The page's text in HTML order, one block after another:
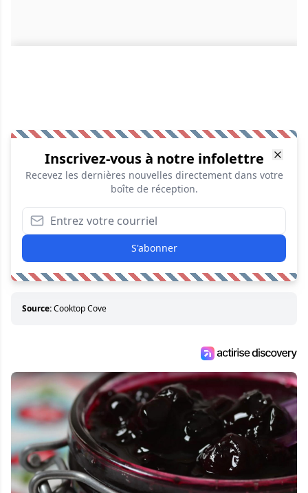
Inscrivez-vous à notre infolettre
Recevez les dernières nouvelles directement dans votre
boîte de réception.
S'abonner
Source:Cooktop Cove